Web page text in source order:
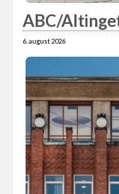
ABC/
6. august 2026